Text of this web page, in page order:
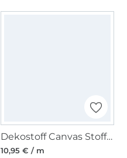
Dekostoff Canvas Stoff uni braungrau
10,95 € / m